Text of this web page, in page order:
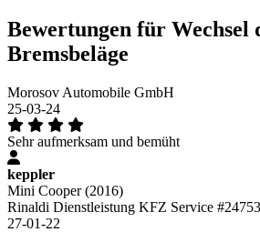
Bewertungen für Wechsel
Bremsbeläge
Morosov Automobile GmbH
25-03-24
Sehr aufmerksam und bemüht
keppler
Mini Cooper (2016)
Rinaldi Dienstleistung KFZ Service
27-01-22